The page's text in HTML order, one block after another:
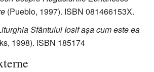
(Pueblo, 1997). ISBN 081466153X.
Sfântului Iosif aşa cum este ea
1998). ISBN 185174